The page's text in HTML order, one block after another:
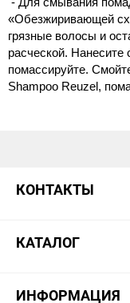
«Обезжиривающей
грязные волосы и
расческой.
помассируйте.
Shampoo Reuzel,
КОНТАКТЫ
КАТАЛОГ
ИНФОРМАЦИЯ